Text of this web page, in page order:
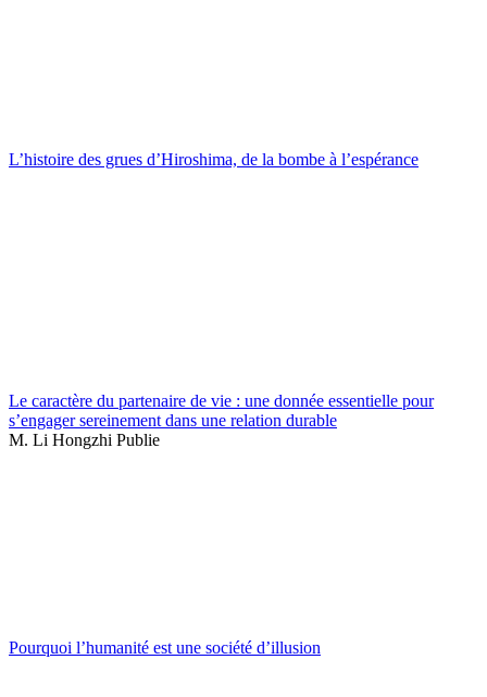
L’histoire des grues d’Hiroshima, de la bombe à l’espérance
Le caractère du partenaire de vie : une donnée essentielle pour
s’engager sereinement dans une relation durable
M. Li Hongzhi Publie
Pourquoi l’humanité est une société d’illusion